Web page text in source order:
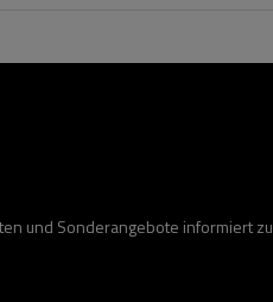
und Sonderangebote informiert zu